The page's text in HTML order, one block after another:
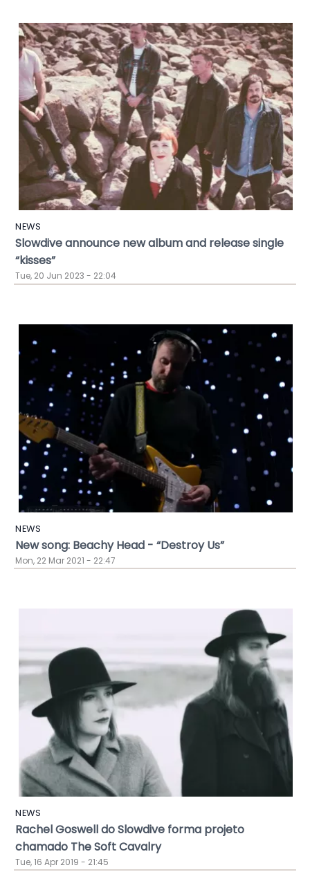
NEWS
Slowdive announce new album and release single
“kisses”
Tue, 20 Jun 2023 - 22:04
NEWS
New song: Beachy Head - “Destroy Us”
Mon, 22 Mar 2021 - 22:47
NEWS
Rachel Goswell do Slowdive forma projeto
chamado The Soft Cavalry
Tue, 16 Apr 2019 - 21:45